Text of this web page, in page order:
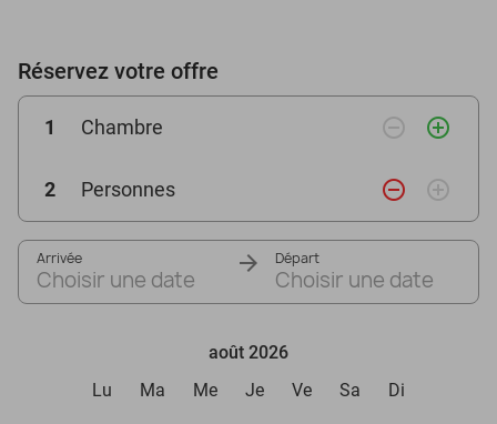
Réservez votre offre
1 Chambre remove_circle_outline add_circle_outline
2 Personnes remove_circle_outline add_circle_outline
Arrivée
Choisir une date
Départ
Choisir une date
août 2026
Lu
Ma Me Je Ve Sa Di